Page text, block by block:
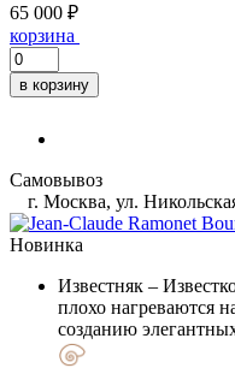
65 000 ₽
корзина
в корзину
Самовывоз
г. Москва, ул.
Новинка
Известняк –
плохо нагреваются
созданию